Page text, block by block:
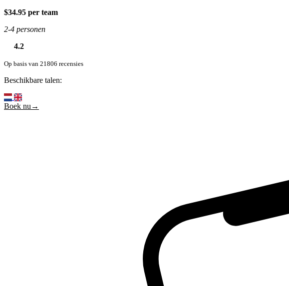
$34.95 per team
2-4 personen
4.2
Op basis van 21806 recensies
Beschikbare talen:
Boek nu→